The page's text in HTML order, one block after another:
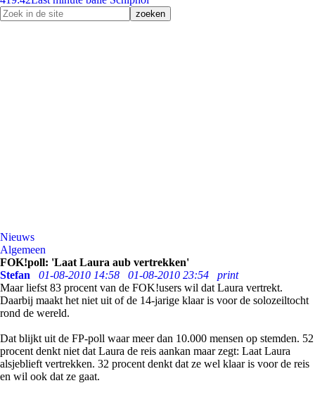
Nieuws
Algemeen
FOK!poll: 'Laat Laura aub vertrekken'
Stefan
01-08-2010 14:58 01-08-2010 23:54
print
Maar liefst 83 procent van de FOK!users wil dat Laura vertrekt.
Daarbij maakt het niet uit of de 14-jarige klaar is voor de solozeiltocht
rond de wereld.
Dat blijkt uit de FP-poll waar meer dan 10.000 mensen op stemden. 52
procent denkt niet dat Laura de reis aankan maar zegt: Laat Laura
alsjeblieft vertrekken. 32 procent denkt dat ze wel klaar is voor de reis
en wil ook dat ze gaat.